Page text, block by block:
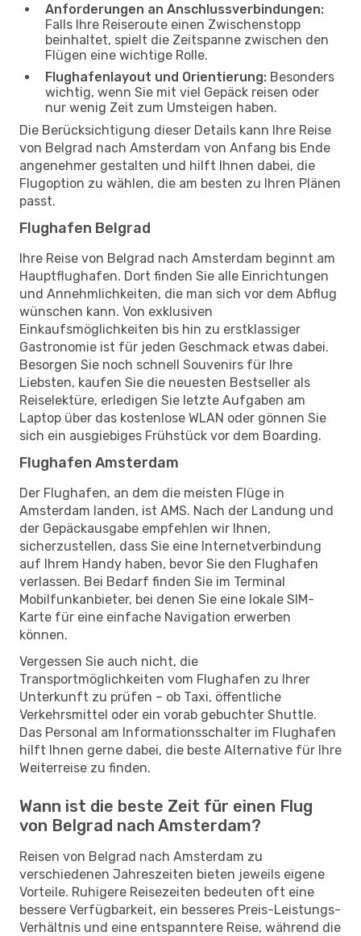
Anforderungen an Anschlussverbindungen:
Falls Ihre Reiseroute einen Zwischenstopp
beinhaltet, spielt die Zeitspanne zwischen den
Flügen eine wichtige Rolle.
Flughafenlayout und Orientierung: Besonders
wichtig, wenn Sie mit viel Gepäck reisen oder
nur wenig Zeit zum Umsteigen haben.
Die Berücksichtigung dieser Details kann Ihre Reise
von Belgrad nach Amsterdam von Anfang bis Ende
angenehmer gestalten und hilft Ihnen dabei, die
Flugoption zu wählen, die am besten zu Ihren Plänen
passt.
Flughafen Belgrad
Ihre Reise von Belgrad nach Amsterdam beginnt am
Hauptflughafen. Dort finden Sie alle Einrichtungen
und Annehmlichkeiten, die man sich vor dem Abflug
wünschen kann. Von exklusiven
Einkaufsmöglichkeiten bis hin zu erstklassiger
Gastronomie ist für jeden Geschmack etwas dabei.
Besorgen Sie noch schnell Souvenirs für Ihre
Liebsten, kaufen Sie die neuesten Bestseller als
Reiselektüre, erledigen Sie letzte Aufgaben am
Laptop über das kostenlose WLAN oder gönnen Sie
sich ein ausgiebiges Frühstück vor dem Boarding.
Flughafen Amsterdam
Der Flughafen, an dem die meisten Flüge in
Amsterdam landen, ist AMS. Nach der Landung und
der Gepäckausgabe empfehlen wir Ihnen,
sicherzustellen, dass Sie eine Internetverbindung
auf Ihrem Handy haben, bevor Sie den Flughafen
verlassen. Bei Bedarf finden Sie im Terminal
Mobilfunkanbieter, bei denen Sie eine lokale SIM-
Karte für eine einfache Navigation erwerben
können.
Vergessen Sie auch nicht, die
Transportmöglichkeiten vom Flughafen zu Ihrer
Unterkunft zu prüfen – ob Taxi, öffentliche
Verkehrsmittel oder ein vorab gebuchter Shuttle.
Das Personal am Informationsschalter im Flughafen
hilft Ihnen gerne dabei, die beste Alternative für Ihre
Weiterreise zu finden.
Wann ist die beste Zeit für einen Flug
von Belgrad nach Amsterdam?
Reisen von Belgrad nach Amsterdam zu
verschiedenen Jahreszeiten bieten jeweils eigene
Vorteile. Ruhigere Reisezeiten bedeuten oft eine
bessere Verfügbarkeit, ein besseres Preis-Leistungs-
Verhältnis und eine entspanntere Reise, während die